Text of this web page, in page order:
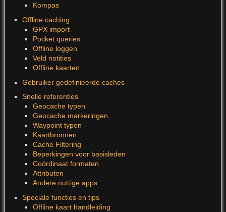
Kompas
Offline caching
GPX import
Pocket queries
Offline loggen
Veld notities
Offline kaarten
Gebruiker gedefinieerde caches
Snelle referenties
Geocache typen
Geocache markeringen
Waypoint typen
Kaartbronnen
Cache Filtering
Beperkingen voor basisleden
Coördinaat formaten
Attributen
Andere nuttige apps
Speciale functies en tips
Offline kaart handleiding